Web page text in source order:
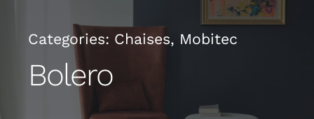
Categories: Chaises, Mobitec
Bolero